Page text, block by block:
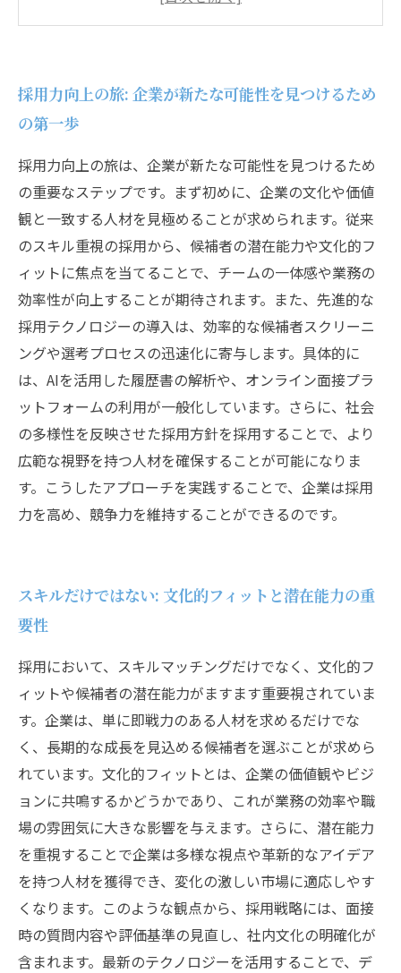
成功事例に学ぶ: 採用活動のイノベーションと
識
業界変化にどう対応するか: 採用活動の未来を考
える
競争力を維持するための戦略: 優れた人材を確保
せよ
採用力を高める視点を広げる: より良い採用のた
めのまとめ
採用力向上の旅: 企業が新たな可能性を見つけるため
の第一歩
採用力向上の旅は、企業が新たな可能性を見つけるため
の重要なステップです。まず初めに、企業の文化や価値
観と一致する人材を見極めることが求められます。従来
のスキル重視の採用から、候補者の潜在能力や文化的フ
ィットに焦点を当てることで、チームの一体感や業務の
効率性が向上することが期待されます。また、先進的な
採用テクノロジーの導入は、効率的な候補者スクリーニ
ングや選考プロセスの迅速化に寄与します。具体的に
は、AIを活用した履歴書の解析や、オンライン面接プラ
ットフォームの利用が一般化しています。さらに、社会
の多様性を反映させた採用方針を採用することで、より
広範な視野を持つ人材を確保することが可能になりま
す。こうしたアプローチを実践することで、企業は採用
力を高め、競争力を維持することができるのです。
スキルだけではない: 文化的フィットと潜在能力の重
要性
採用において、スキルマッチングだけでなく、文化的フ
ィットや候補者の潜在能力がますます重要視されていま
す。企業は、単に即戦力のある人材を求めるだけでな
く、長期的な成長を見込める候補者を選ぶことが求めら
れています。文化的フィットとは、企業の価値観やビジ
ョンに共鳴するかどうかであり、これが業務の効率や職
場の雰囲気に大きな影響を与えます。さらに、潜在能力
を重視することで企業は多様な視点や革新的なアイデア
を持つ人材を獲得でき、変化の激しい市場に適応しやす
くなります。このような観点から、採用戦略には、面接
時の質問内容や評価基準の見直し、社内文化の明確化が
含まれます。最新のテクノロジーを活用することで、デ